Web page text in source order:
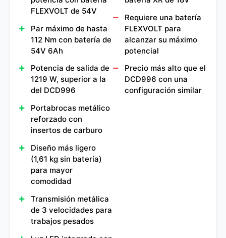
FLEXVOLT de 54V
Par máximo de hasta
112 Nm con batería de
54V 6Ah
Potencia de salida de
1219 W, superior a la
del DCD996
Portabrocas metálico
reforzado con
insertos de carburo
Diseño más ligero
(1,61 kg sin batería)
para mayor
comodidad
Transmisión metálica
de 3 velocidades para
trabajos pesados
Requiere una batería
FLEXVOLT para
alcanzar su máximo
potencial
Precio más alto que el
DCD996 con una
configuración similar